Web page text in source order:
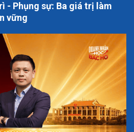
- Phụng sự: Ba giá trị làm
vững